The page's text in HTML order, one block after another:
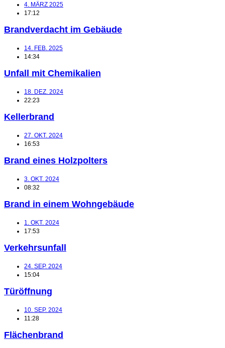
4. MÄRZ 2025
17:12
Brandverdacht im Gebäude
14. FEB. 2025
14:34
Unfall mit Chemikalien
18. DEZ. 2024
22:23
Kellerbrand
27. OKT. 2024
16:53
Brand eines Holzpolters
3. OKT. 2024
08:32
Brand in einem Wohngebäude
1. OKT. 2024
17:53
Verkehrsunfall
24. SEP. 2024
15:04
Türöffnung
10. SEP. 2024
11:28
Flächenbrand